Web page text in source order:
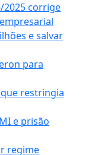
2025 corrige
e salvar
para
restringia
e prisão
regime